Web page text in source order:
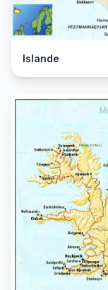
Islande